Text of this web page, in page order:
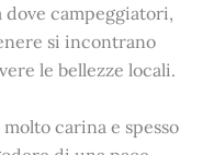
campeggiatori,
si incontrano
le bellezze locali.
carina e spesso